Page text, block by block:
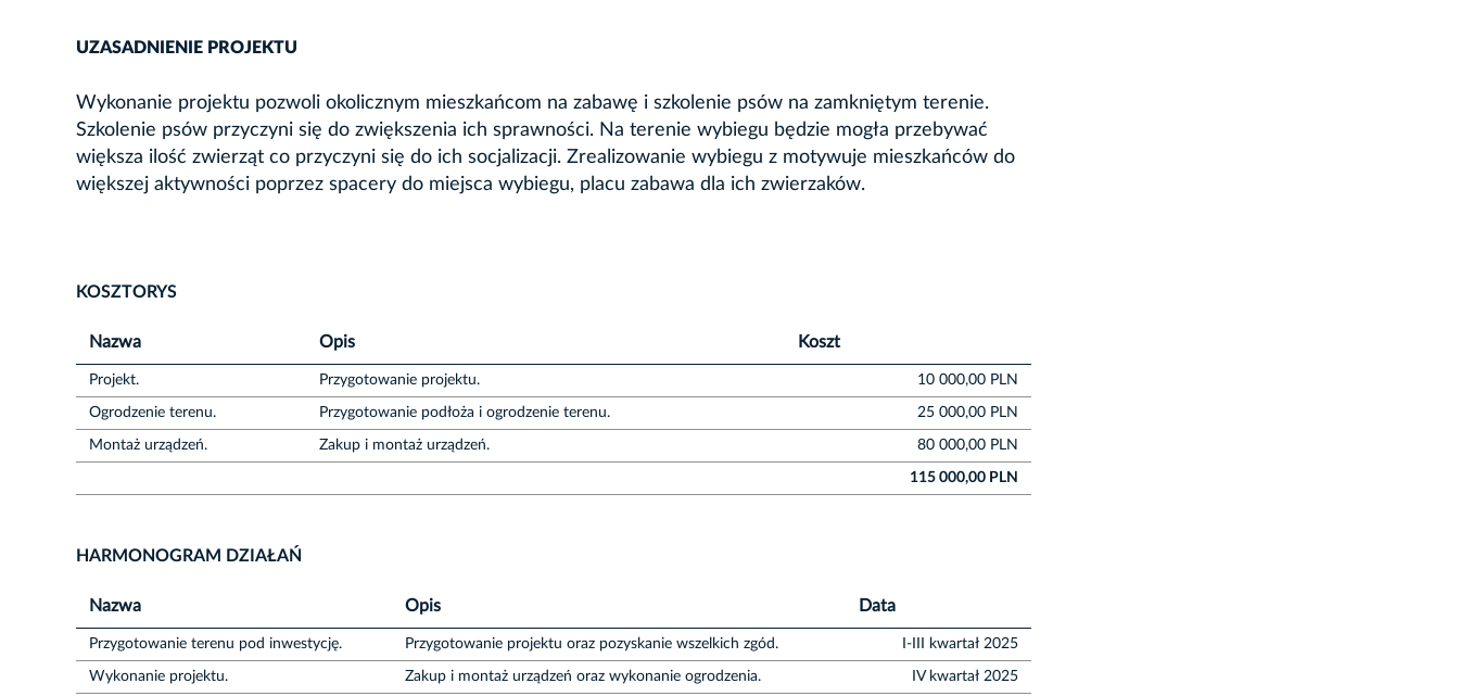
UZASADNIENIE PROJEKTU
Wykonanie projektu pozwoli okolicznym mieszkańcom na zabawę i szkolenie psów na zamkniętym terenie.
Szkolenie psów przyczyni się do zwiększenia ich sprawności. Na terenie wybiegu będzie mogła przebywać
większa ilość zwierząt co przyczyni się do ich socjalizacji. Zrealizowanie wybiegu z motywuje mieszkańców do
większej aktywności poprzez spacery do miejsca wybiegu, placu zabawa dla ich zwierzaków.
KOSZTORYS
Nazwa Opis Koszt
Projekt. Przygotowanie projektu. 10 000,00 PLN
Ogrodzenie terenu. Przygotowanie podłoża i ogrodzenie terenu. 25 000,00 PLN
Montaż urządzeń. Zakup i montaż urządzeń. 80 000,00 PLN
115 000,00 PLN
HARMONOGRAM DZIAŁAŃ
Nazwa Opis Data
Przygotowanie terenu pod inwestycję. Przygotowanie projektu oraz pozyskanie wszelkich zgód. I-III kwartał 2025
Wykonanie projektu. Zakup i montaż urządzeń oraz wykonanie ogrodzenia. IV kwartał 2025